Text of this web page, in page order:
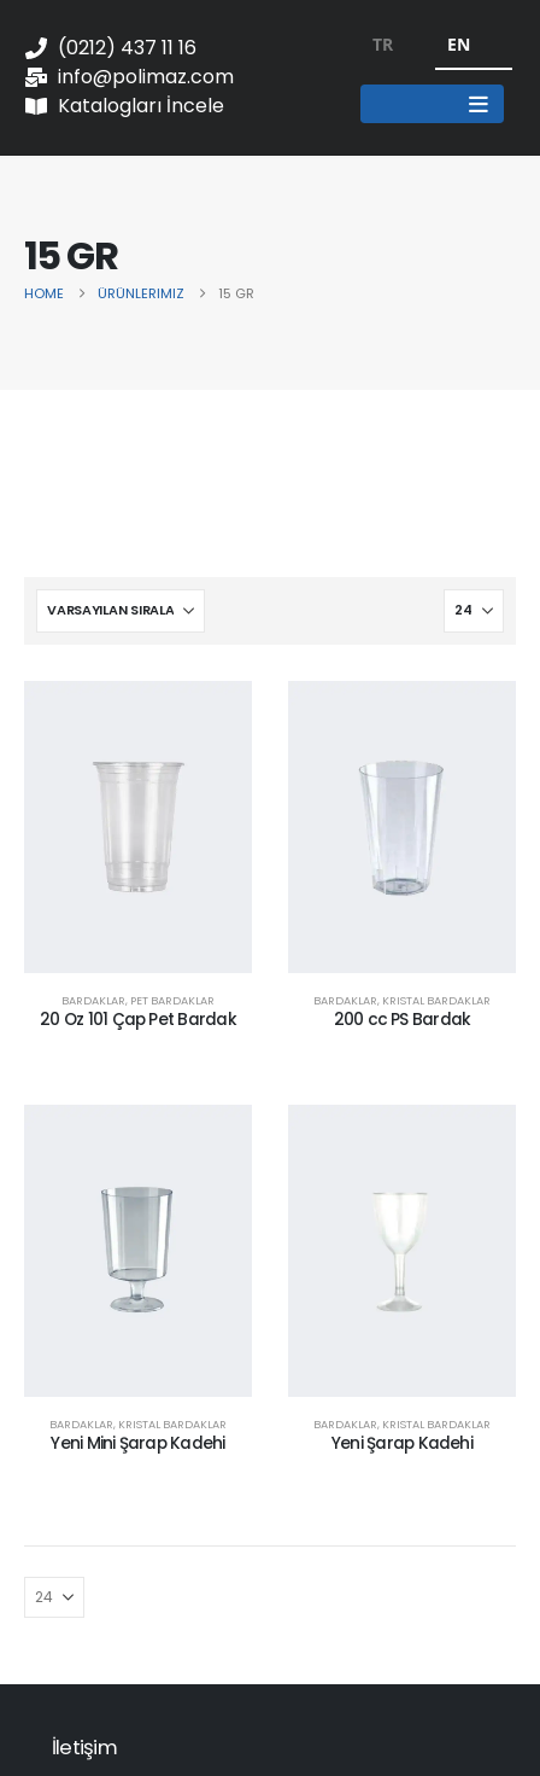
(0212) 437 11 16
info@polimaz.com
Katalogları İncele
TR EN
15 GR
HOME ÜRÜNLERIMIZ 15 GR
BARDAKLAR, PET BARDAKLAR
20 Oz 101 Çap Pet Bardak
BARDAKLAR, KRISTAL BARDAKLAR
200 cc PS Bardak
BARDAKLAR, KRISTAL BARDAKLAR
Yeni Mini Şarap Kadehi
BARDAKLAR, KRISTAL BARDAKLAR
Yeni Şarap Kadehi
İletişim